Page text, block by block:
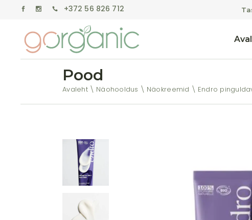
+372 56 826 712
Pood
Avaleht Näohooldus Näokreemid Endro